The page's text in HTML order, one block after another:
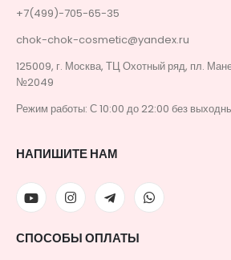
+7(499)-705-65-35
chok-chok-cosmetic@yandex.ru
125009, г. Москва, ТЦ Охотный ряд, пл.
№2049
Режим работы: С 10:00 до 22:00 без
НАПИШИТЕ НАМ
СПОСОБЫ ОПЛАТЫ